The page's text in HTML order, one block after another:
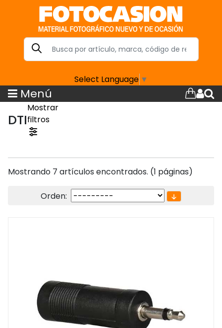
Select Language ▼
Menú
DTI
Mostrar
filtros
Mostrando 7 artículos encontrados. (1 páginas)
Orden: